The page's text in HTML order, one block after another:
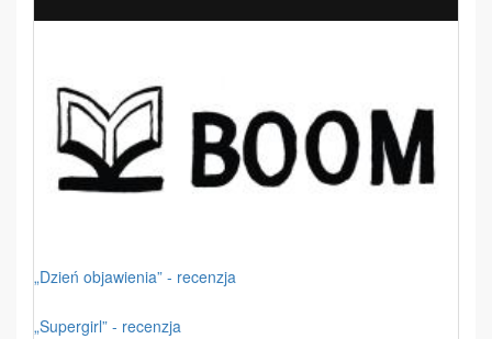
„Dzień objawienia” - recenzja
„Supergirl” - recenzja